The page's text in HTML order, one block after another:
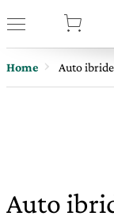
Home Auto ibride
Auto